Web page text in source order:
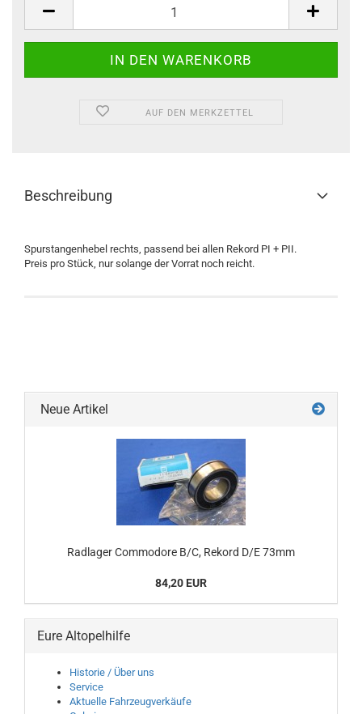
AUF DEN MERKZETTEL
Beschreibung
Spurstangenhebel rechts, passend bei allen Rekord PI + PII.
Preis pro Stück, nur solange der Vorrat noch reicht.
Neue Artikel
Radlager Commodore B/C, Rekord D/E 73mm
84,20 EUR
Eure Altopelhilfe
Historie / Über uns
Service
Aktuelle Fahrzeugverkäufe